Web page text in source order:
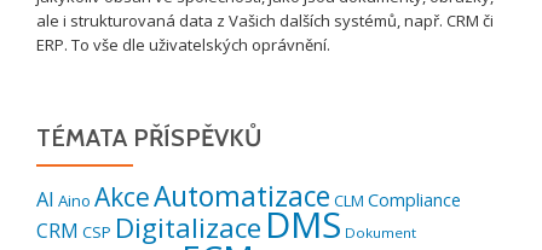
ale i strukturovaná data z Vašich dalších systémů, např. CRM či
ERP. To vše dle uživatelských oprávnění.
TÉMATA PŘÍSPĚVKŮ
AI Aino AkceAutomatizace CLM Compliance
CRM CSP Digitalizace DMS Dokument